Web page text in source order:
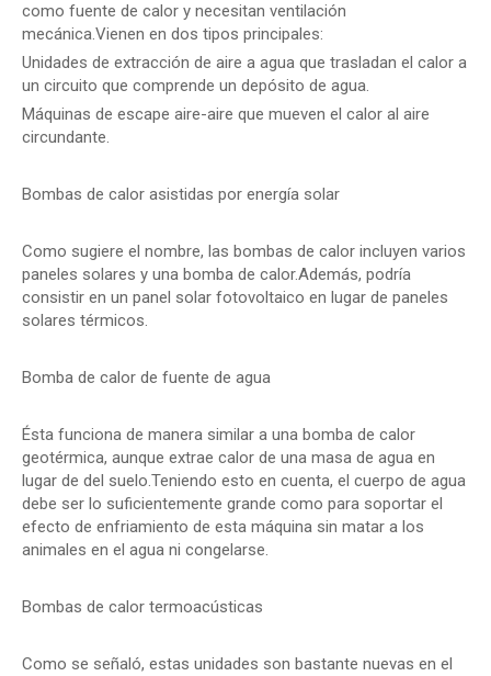
como fuente de calor y necesitan ventilación
mecánica.Vienen en dos tipos principales:
Unidades de extracción de aire a agua que trasladan el calor a
un circuito que comprende un depósito de agua.
Máquinas de escape aire-aire que mueven el calor al aire
circundante.
Bombas de calor asistidas por energía solar
Como sugiere el nombre, las bombas de calor incluyen varios
paneles solares y una bomba de calor.Además, podría
consistir en un panel solar fotovoltaico en lugar de paneles
solares térmicos.
Bomba de calor de fuente de agua
Ésta funciona de manera similar a una bomba de calor
geotérmica, aunque extrae calor de una masa de agua en
lugar de del suelo.Teniendo esto en cuenta, el cuerpo de agua
debe ser lo suficientemente grande como para soportar el
efecto de enfriamiento de esta máquina sin matar a los
animales en el agua ni congelarse.
Bombas de calor termoacústicas
Como se señaló, estas unidades son bastante nuevas en el